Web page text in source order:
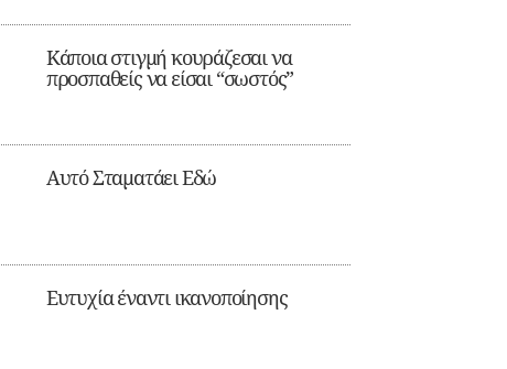
Κάποια στιγμή κουράζεσαι να
προσπαθείς να είσαι “σωστός”
Αυτό Σταματάει Εδώ
Ευτυχία έναντι ικανοποίησης